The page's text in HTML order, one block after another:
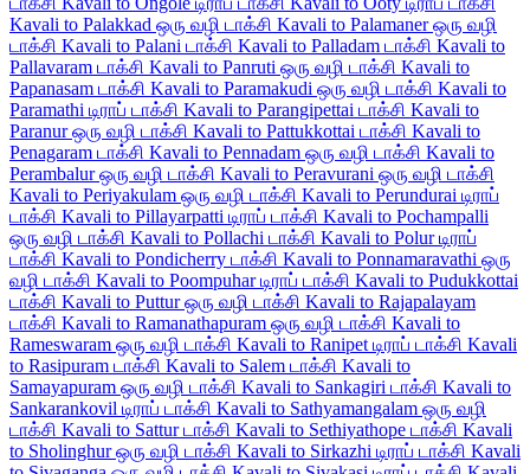
Kavali to Palakkad ஒரு வழி டாக்சி Kavali to Palamaner ஒரு வழி
டாக்சி Kavali to Palani டாக்சி Kavali to Palladam டாக்சி Kavali to
Pallavaram டாக்சி Kavali to Panruti ஒரு வழி டாக்சி Kavali to
Papanasam டாக்சி Kavali to Paramakudi ஒரு வழி டாக்சி Kavali to
Paramathi டிராப் டாக்சி Kavali to Parangipettai டாக்சி Kavali to
Paranur ஒரு வழி டாக்சி Kavali to Pattukkottai டாக்சி Kavali to
Penagaram டாக்சி Kavali to Pennadam ஒரு வழி டாக்சி Kavali to
Perambalur ஒரு வழி டாக்சி Kavali to Peravurani ஒரு வழி டாக்சி
Kavali to Periyakulam ஒரு வழி டாக்சி Kavali to Perundurai டிராப்
டாக்சி Kavali to Pillayarpatti டிராப் டாக்சி Kavali to Pochampalli
ஒரு வழி டாக்சி Kavali to Pollachi டாக்சி Kavali to Polur டிராப்
டாக்சி Kavali to Pondicherry டாக்சி Kavali to Ponnamaravathi ஒரு
வழி டாக்சி Kavali to Poompuhar டிராப் டாக்சி Kavali to Pudukkottai
டாக்சி Kavali to Puttur ஒரு வழி டாக்சி Kavali to Rajapalayam
டாக்சி Kavali to Ramanathapuram ஒரு வழி டாக்சி Kavali to
Rameswaram ஒரு வழி டாக்சி Kavali to Ranipet டிராப் டாக்சி Kavali
to Rasipuram டாக்சி Kavali to Salem டாக்சி Kavali to
Samayapuram ஒரு வழி டாக்சி Kavali to Sankagiri டாக்சி Kavali to
Sankarankovil டிராப் டாக்சி Kavali to Sathyamangalam ஒரு வழி
டாக்சி Kavali to Sattur டாக்சி Kavali to Sethiyathope டாக்சி Kavali
to Sholinghur ஒரு வழி டாக்சி Kavali to Sirkazhi டிராப் டாக்சி Kavali